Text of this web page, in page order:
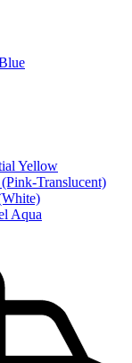
Yellow
Translucent)
Aqua